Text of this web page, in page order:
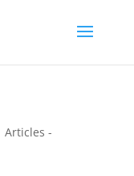
Articles -